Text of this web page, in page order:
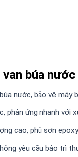
búa nước
nước, bảo vệ máy
phản ứng nhanh với
cao, phủ sơn
yêu cầu bảo trì